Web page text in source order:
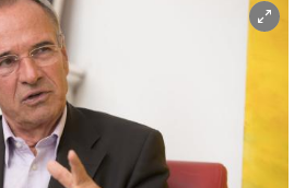
schließen